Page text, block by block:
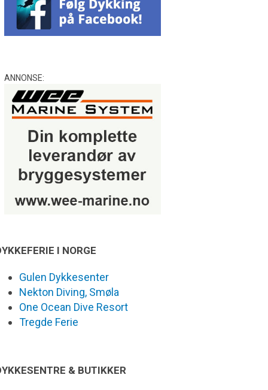
ANNONSE:
I NORGE
Gulen Dykkesenter
Nekton Diving, Smøla
One Ocean Dive Resort
Tregde Ferie
& BUTIKKER